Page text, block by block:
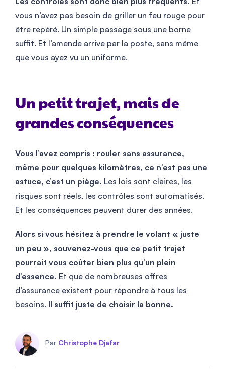
vous n’avez pas besoin de griller un feu rouge pour
être repéré. Un simple passage sous une borne
suffit. Et l’amende arrive par la poste, sans même
que vous ayez vu un uniforme.
Un petit trajet, mais de
grandes conséquences
Vous l’avez compris : rouler sans assurance,
même pour quelques kilomètres, ce n’est pas une
astuce, c’est un piège. Les lois sont claires, les
risques sont réels, les contrôles sont automatisés.
Et les conséquences peuvent durer des années.
Alors si vous hésitez à prendre le volant « juste
un peu », souvenez-vous que ce petit trajet
pourrait vous coûter bien plus qu’un plein
d’essence. Et que de nombreuses offres
d’assurance existent pour répondre à tous les
besoins. Il suffit juste de choisir la bonne.
Par Christophe Djafar